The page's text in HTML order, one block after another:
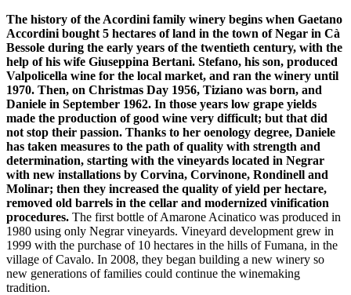
The history of the Acordini family winery begins when Gaetano
Accordini bought 5 hectares of land in the town of Negar in Cà
Bessole during the early years of the twentieth century, with the
help of his wife Giuseppina Bertani. Stefano, his son, produced
Valpolicella wine for the local market, and ran the winery until
1970. Then, on Christmas Day 1956, Tiziano was born, and
Daniele in September 1962. In those years low grape yields
made the production of good wine very difficult; but that did
not stop their passion. Thanks to her oenology degree, Daniele
has taken measures to the path of quality with strength and
determination, starting with the vineyards located in Negrar
with new installations by Corvina, Corvinone, Rondinell and
Molinar; then they increased the quality of yield per hectare,
removed old barrels in the cellar and modernized vinification
procedures. The first bottle of Amarone Acinatico was produced in
1980 using only Negrar vineyards. Vineyard development grew in
1999 with the purchase of 10 hectares in the hills of Fumana, in the
village of Cavalo. In 2008, they began building a new winery so
new generations of families could continue the winemaking
tradition.